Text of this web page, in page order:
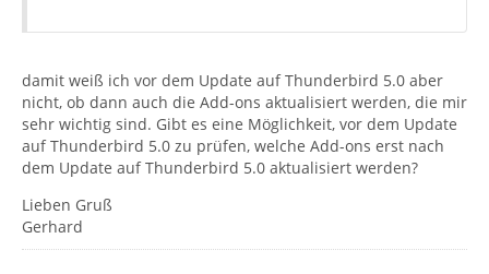
damit weiß ich vor dem Update auf Thunderbird 5.0 aber
nicht, ob dann auch die Add-ons aktualisiert werden, die mir
sehr wichtig sind. Gibt es eine Möglichkeit, vor dem Update
auf Thunderbird 5.0 zu prüfen, welche Add-ons erst nach
dem Update auf Thunderbird 5.0 aktualisiert werden?
Lieben Gruß
Gerhard